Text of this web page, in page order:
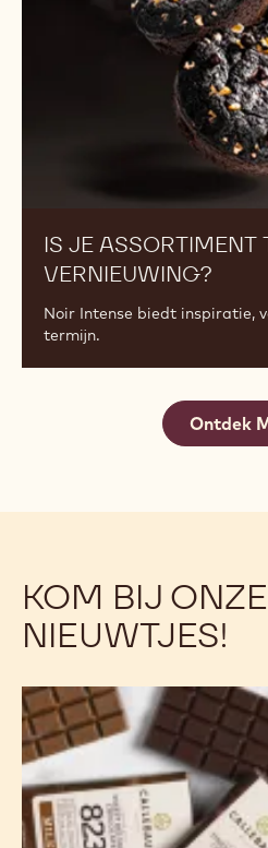
IS JE ASSORTIMENT
VERNIEUWING?
Noir Intense biedt inspiratie,
termijn.
vernieuwing?
Ontdek
KOM BIJ
NIEUWTJES!
Callebaut
Mini-
tabletjes